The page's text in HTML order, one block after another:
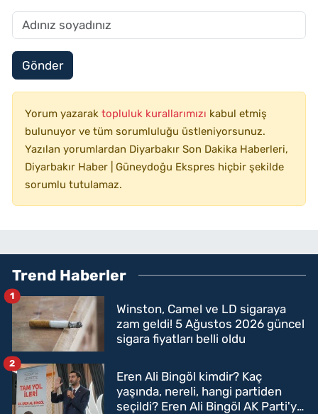
Gönder
Yorum yazarak topluluk kurallarımızı kabul etmiş
bulunuyor ve tüm sorumluluğu üstleniyorsunuz.
Yazılan yorumlardan Diyarbakır Son Dakika Haberleri,
Diyarbakır Haber | Güneydoğu Ekspres hiçbir şekilde
sorumlu tutulamaz.
Trend Haberler
Winston, Camel ve LD sigaraya
zam geldi! 5 Ağustos 2026 güncel
sigara fiyatları belli oldu
1
Eren Ali Bingöl kimdir? Kaç
yaşında, nereli, hangi partiden
seçildi? Eren Ali Bingöl AK Parti'ye
2